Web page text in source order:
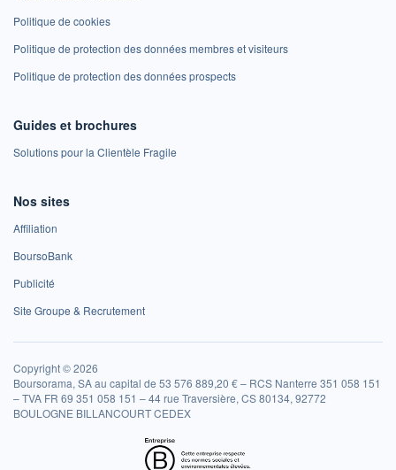
Politique de cookies
Politique de protection des données membres et visiteurs
Politique de protection des données prospects
Guides et brochures
Solutions pour la Clientèle Fragile
Nos sites
Affiliation
BoursoBank
Publicité
Site Groupe & Recrutement
Copyright © 2026
Boursorama, SA au capital de 53 576 889,20 € – RCS Nanterre 351 058 151
– TVA FR 69 351 058 151 – 44 rue Traversière, CS 80134, 92772
BOULOGNE BILLANCOURT CEDEX